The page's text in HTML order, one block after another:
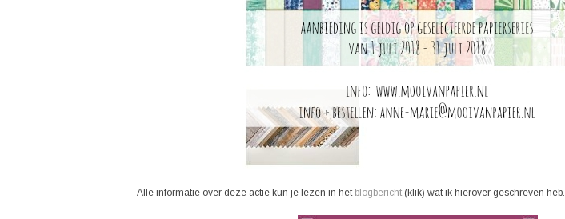
Alle informatie over deze actie kun je lezen in het blogbericht (klik) wat ik hierover geschreven heb.